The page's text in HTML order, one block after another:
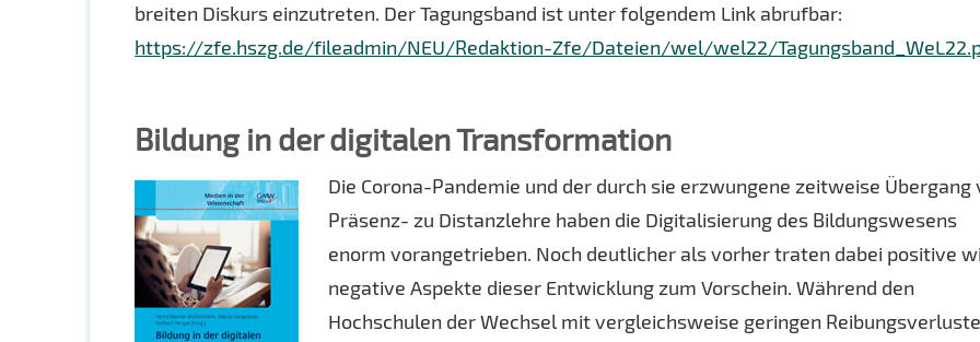
breiten Diskurs einzutreten. Der Tagungsband ist unter folgendem Link abrufbar:
https://zfe.hszg.de/fileadmin/NEU/Redaktion-Zfe/Dateien/wel/wel22/
Bildung in der digitalen Transformation
Die Corona-Pandemie und der durch sie erzwungene zeitweise Übergang
Präsenz- zu Distanzlehre haben die Digitalisierung des Bildungswesens
enorm vorangetrieben. Noch deutlicher als vorher traten dabei positive
negative Aspekte dieser Entwicklung zum Vorschein. Während den
Hochschulen der Wechsel mit vergleichsweise geringen